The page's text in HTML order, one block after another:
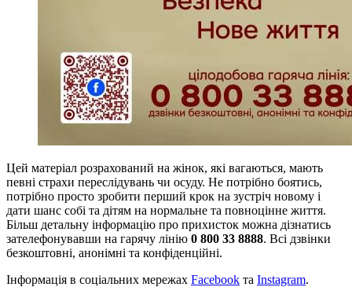
Цей матеріал розрахований на жінок, які вагаються, мають
певні страхи переслідувань чи осуду. Не потрібно боятись,
потрібно просто зробити перший крок на зустріч новому і
дати шанс собі та дітям на нормальне та повноцінне життя.
Більш детальну інформацію про прихисток можна дізнатись
зателефонувавши на гарячу лінію 0 800 33 8888. Всі дзвінки
безкоштовні, анонімні та конфіденційні.
Інформація в соціальних мережах Facebook та Instagram.